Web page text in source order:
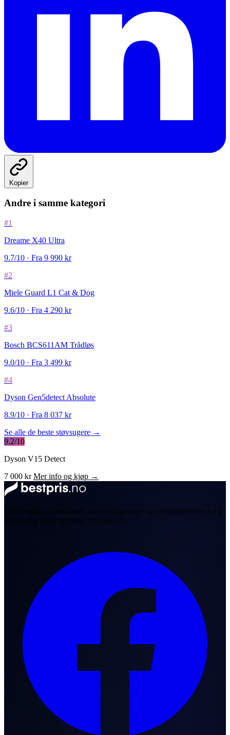
Kopier
Andre i samme kategori
#1
Dreame X40 Ultra
9.7/10 · Fra 9 990 kr
#2
Miele Guard L1 Cat & Dog
9.6/10 · Fra 4 290 kr
#3
Bosch BCS611AM Trådløs
9.0/10 · Fra 3 499 kr
#4
Dyson Gen5detect Absolute
8.9/10 · Fra 8 037 kr
Se alle de beste støvsugere →
9.2/10
Dyson V15 Detect
7 000 kr Mer info og kjøp →
Uavhengige anmeldelser, sammenligninger og anbudstjenester for å
hjelpe deg finne det beste til beste pris.